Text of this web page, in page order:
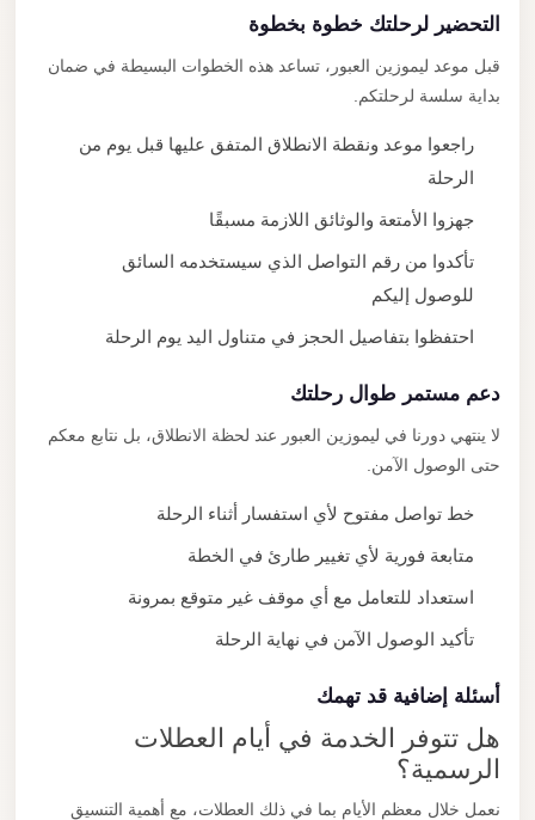
التحضير لرحلتك خطوة بخطوة
قبل موعد ليموزين العبور، تساعد هذه الخطوات البسيطة في ضمان
بداية سلسة لرحلتكم.
راجعوا موعد ونقطة الانطلاق المتفق عليها قبل يوم من
الرحلة
جهزوا الأمتعة والوثائق اللازمة مسبقًا
تأكدوا من رقم التواصل الذي سيستخدمه السائق
للوصول إليكم
احتفظوا بتفاصيل الحجز في متناول اليد يوم الرحلة
دعم مستمر طوال رحلتك
لا ينتهي دورنا في ليموزين العبور عند لحظة الانطلاق، بل نتابع معكم
حتى الوصول الآمن.
خط تواصل مفتوح لأي استفسار أثناء الرحلة
متابعة فورية لأي تغيير طارئ في الخطة
استعداد للتعامل مع أي موقف غير متوقع بمرونة
تأكيد الوصول الآمن في نهاية الرحلة
أسئلة إضافية قد تهمك
هل تتوفر الخدمة في أيام العطلات
الرسمية؟
نعمل خلال معظم الأيام بما في ذلك العطلات، مع أهمية التنسيق